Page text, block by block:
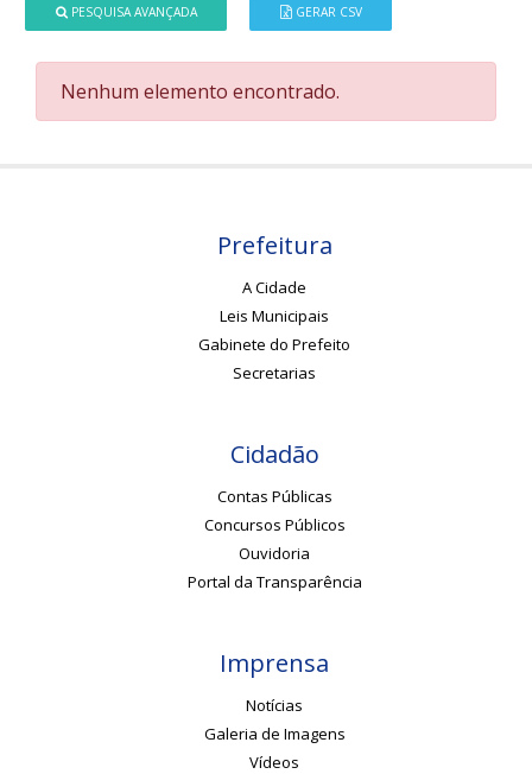
PESQUISA AVANÇADA GERAR CSV
Nenhum elemento encontrado.
Prefeitura
A Cidade
Leis Municipais
Gabinete do Prefeito
Secretarias
Cidadão
Contas Públicas
Concursos Públicos
Ouvidoria
Portal da Transparência
Imprensa
Notícias
Galeria de Imagens
Vídeos